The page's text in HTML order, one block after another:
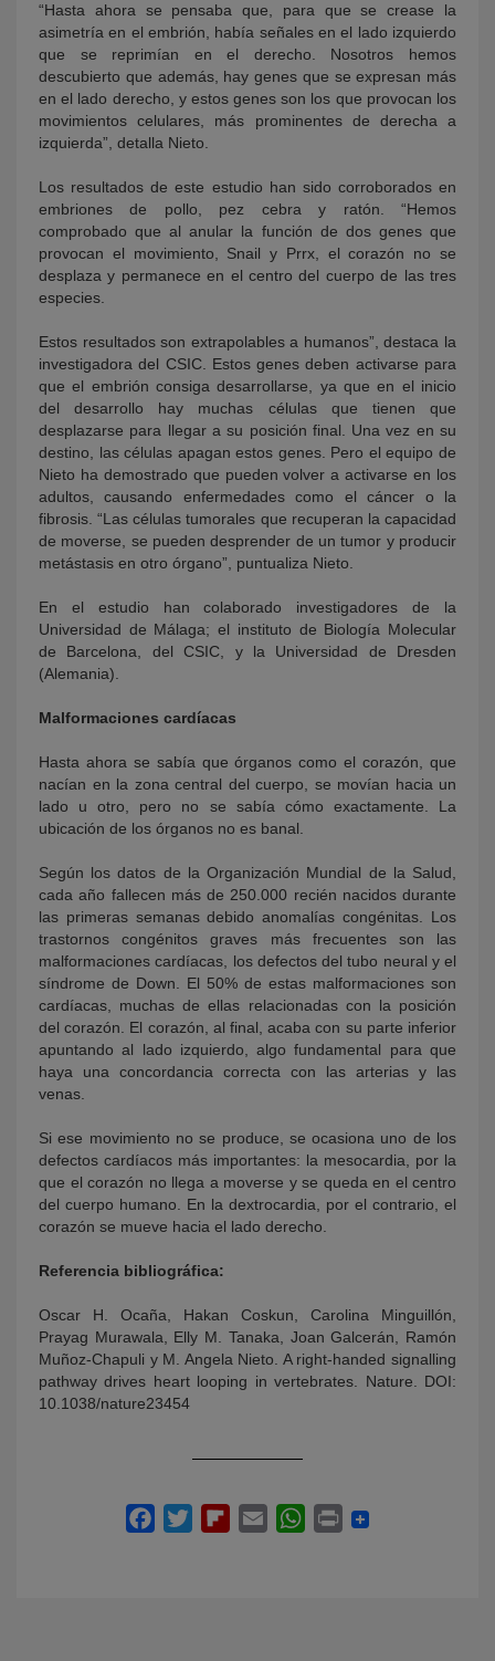
“Hasta ahora se pensaba que, para que se crease la
asimetría en el embrión, había señales en el lado izquierdo
que se reprimían en el derecho. Nosotros hemos
descubierto que además, hay genes que se expresan más
en el lado derecho, y estos genes son los que provocan los
movimientos celulares, más prominentes de derecha a
izquierda”, detalla Nieto.
Los resultados de este estudio han sido corroborados en
embriones de pollo, pez cebra y ratón. “Hemos
comprobado que al anular la función de dos genes que
provocan el movimiento, Snail y Prrx, el corazón no se
desplaza y permanece en el centro del cuerpo de las tres
especies.
Estos resultados son extrapolables a humanos”, destaca la
investigadora del CSIC. Estos genes deben activarse para
que el embrión consiga desarrollarse, ya que en el inicio
del desarrollo hay muchas células que tienen que
desplazarse para llegar a su posición final. Una vez en su
destino, las células apagan estos genes. Pero el equipo de
Nieto ha demostrado que pueden volver a activarse en los
adultos, causando enfermedades como el cáncer o la
fibrosis. “Las células tumorales que recuperan la capacidad
de moverse, se pueden desprender de un tumor y producir
metástasis en otro órgano”, puntualiza Nieto.
En el estudio han colaborado investigadores de la
Universidad de Málaga; el instituto de Biología Molecular
de Barcelona, del CSIC, y la Universidad de Dresden
(Alemania).
Malformaciones cardíacas
Hasta ahora se sabía que órganos como el corazón, que
nacían en la zona central del cuerpo, se movían hacia un
lado u otro, pero no se sabía cómo exactamente. La
ubicación de los órganos no es banal.
Según los datos de la Organización Mundial de la Salud,
cada año fallecen más de 250.000 recién nacidos durante
las primeras semanas debido anomalías congénitas. Los
trastornos congénitos graves más frecuentes son las
malformaciones cardíacas, los defectos del tubo neural y el
síndrome de Down. El 50% de estas malformaciones son
cardíacas, muchas de ellas relacionadas con la posición
del corazón. El corazón, al final, acaba con su parte inferior
apuntando al lado izquierdo, algo fundamental para que
haya una concordancia correcta con las arterias y las
venas.
Si ese movimiento no se produce, se ocasiona uno de los
defectos cardíacos más importantes: la mesocardia, por la
que el corazón no llega a moverse y se queda en el centro
del cuerpo humano. En la dextrocardia, por el contrario, el
corazón se mueve hacia el lado derecho.
Referencia bibliográfica:
Oscar H. Ocaña, Hakan Coskun, Carolina Minguillón,
Prayag Murawala, Elly M. Tanaka, Joan Galcerán, Ramón
Muñoz-Chapuli y M. Angela Nieto. A right-handed signalling
pathway drives heart looping in vertebrates. Nature. DOI:
10.1038/nature23454